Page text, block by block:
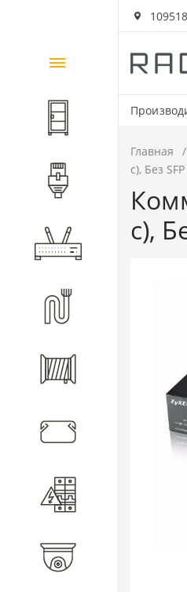
Каталог
товаров
Шкафы и
Активное
Главная
с), Без
с),